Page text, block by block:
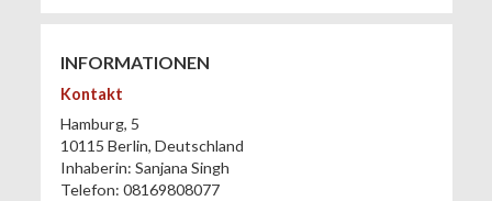
INFORMATIONEN
Kontakt
Hamburg, 5
10115 Berlin, Deutschland
Inhaberin: Sanjana Singh
Telefon: 08169808077